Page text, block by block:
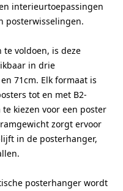
interieurtoepassingen
posterwisselingen.
voldoen, is deze
in drie
71cm. Elk formaat is
tot en met B2-
kiezen voor een poster
zorgt ervoor
in de posterhanger,
posterhanger wordt